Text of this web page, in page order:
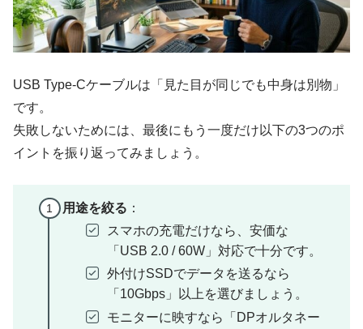
USB Type-Cケーブルは「見た目が同じでも中身は別物」
です。
失敗しないためには、最後にもう一度だけ以下の3つのポ
イントを振り返ってみましょう。
用途を絞る ：
スマホの充電だけなら、安価な
「USB 2.0 / 60W」対応で十分です。
外付けSSDでデータを送るなら
「10Gbps」以上を選びましょう。
モニターに映すなら「DPオルタネー